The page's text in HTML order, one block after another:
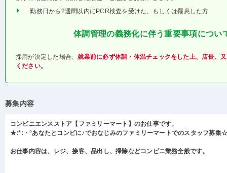
勤務日から2週間以内にPCR検査を受けた、もしくは罹患した方
体調管理の義務化に伴う重要事項につい
採用が決定した場合、就業前に必ず体調・体温チェックをした上、店長、
ください。
募集内容
コンビニエンスストア【ファミリーマート】のお仕事です。
★:*:・°あなたとコンビに♪でおなじみのファミリーマートでのスタッフ募集
お仕事内容は、レジ、接客、品出し、掃除などコンビニ業務全般です。